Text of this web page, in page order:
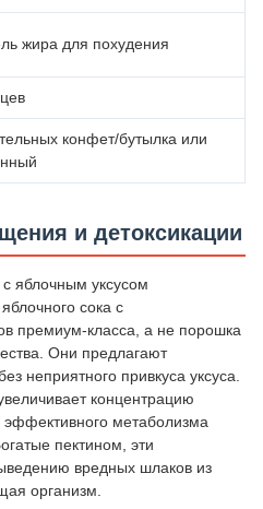
жира для похудения
конфет/бутылка или
и детоксикации
яблочным уксусом
сока с
премиум-класса, а не порошка
Они предлагают
неприятного привкуса уксуса.
концентрацию
метаболизма
пектином, эти
вредных шлаков из
организм.